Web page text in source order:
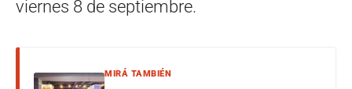
viernes 8 de septiembre.
MIRÁ TAMBIÉN